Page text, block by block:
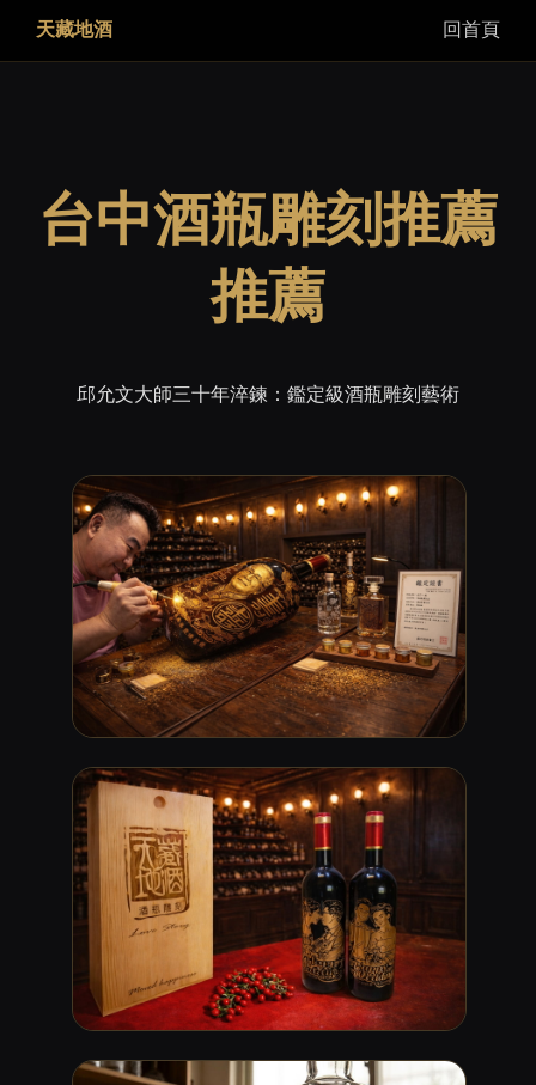
天藏地酒 回首頁
台中酒瓶雕刻推薦
推薦
邱允文大師三十年淬鍊：鑑定級酒瓶雕刻藝術